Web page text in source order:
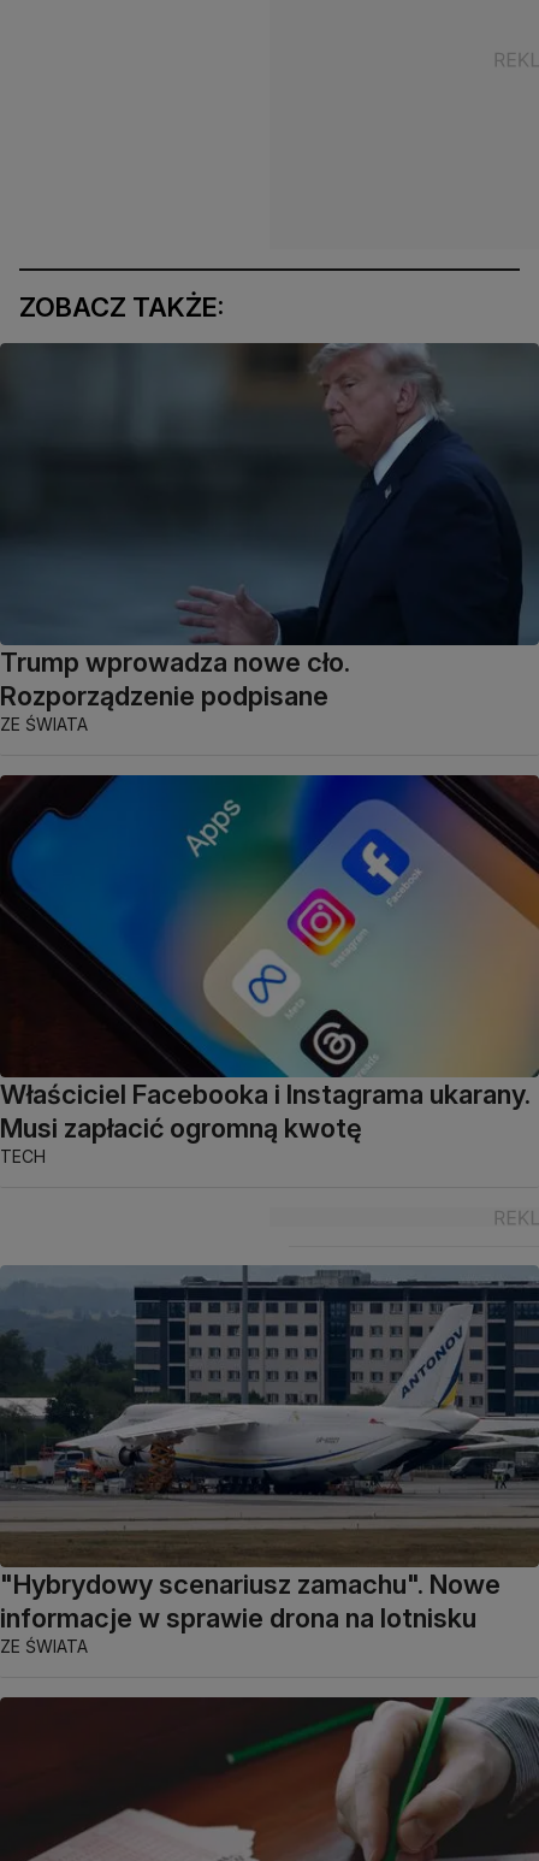
ZOBACZ TAKŻE:
Trump wprowadza nowe cło.
Rozporządzenie podpisane
ZE ŚWIATA
Właściciel Facebooka i Instagrama ukarany.
Musi zapłacić ogromną kwotę
TECH
"Hybrydowy scenariusz zamachu". Nowe
informacje w sprawie drona na lotnisku
ZE ŚWIATA